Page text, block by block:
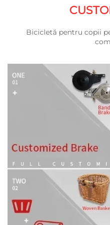
Bicicletă pentru copii